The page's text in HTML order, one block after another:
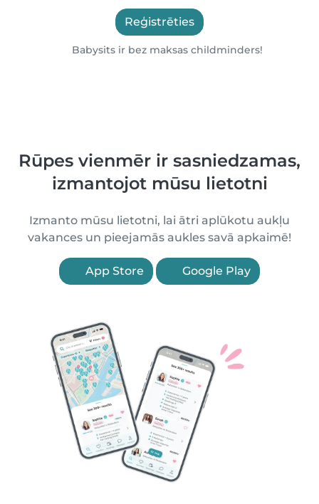
Reģistrēties
Babysits ir bez maksas childminders!
Rūpes vienmēr ir sasniedzamas,
izmantojot mūsu lietotni
Izmanto mūsu lietotni, lai ātri aplūkotu aukļu
vakances un pieejamās aukles savā apkaimē!
App Store Google Play